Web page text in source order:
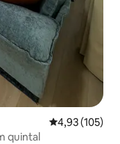
4,93 de uma
4,93 (105)
quintal